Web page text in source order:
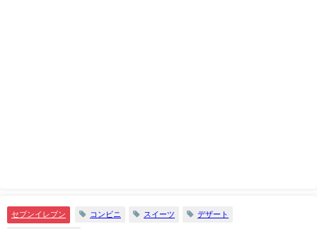
セブンイレブン コンビニ スイーツ デザート